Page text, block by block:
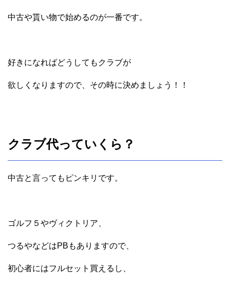
中古や貰い物で始めるのが一番です。
好きになればどうしてもクラブが
欲しくなりますので、その時に決めましょう！！
クラブ代っていくら？
中古と言ってもピンキリです。
ゴルフ５やヴィクトリア、
つるやなどはPBもありますので、
初心者にはフルセット買えるし、